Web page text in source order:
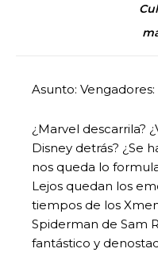
Asunto:
¿Marvel descarrila?
Disney detrás? ¿Se
nos queda lo
Lejos quedan los
tiempos de los
Spiderman de Sam
fantástico y